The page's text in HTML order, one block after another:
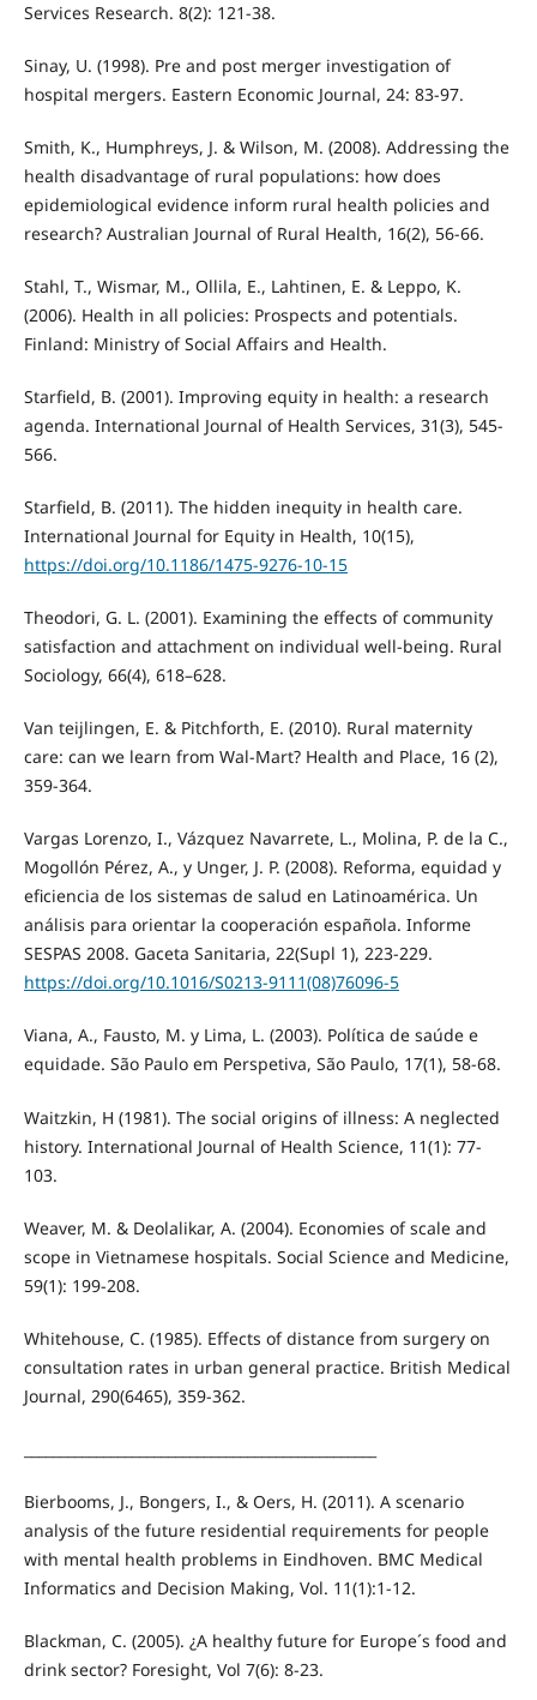
Services Research. 8(2): 121-38.
Sinay, U. (1998). Pre and post merger investigation of
hospital mergers. Eastern Economic Journal, 24: 83-97.
Smith, K., Humphreys, J. & Wilson, M. (2008). Addressing the
health disadvantage of rural populations: how does
epidemiological evidence inform rural health policies and
research? Australian Journal of Rural Health, 16(2), 56-66.
Stahl, T., Wismar, M., Ollila, E., Lahtinen, E. & Leppo, K.
(2006). Health in all policies: Prospects and potentials.
Finland: Ministry of Social Affairs and Health.
Starfield, B. (2001). Improving equity in health: a research
agenda. International Journal of Health Services, 31(3), 545-
566.
Starfield, B. (2011). The hidden inequity in health care.
International Journal for Equity in Health, 10(15),
https://doi.org/10.1186/1475-9276-10-15
Theodori, G. L. (2001). Examining the effects of community
satisfaction and attachment on individual well-being. Rural
Sociology, 66(4), 618–628.
Van teijlingen, E. & Pitchforth, E. (2010). Rural maternity
care: can we learn from Wal-Mart? Health and Place, 16 (2),
359-364.
Vargas Lorenzo, I., Vázquez Navarrete, L., Molina, P. de la C.,
Mogollón Pérez, A., y Unger, J. P. (2008). Reforma, equidad y
eficiencia de los sistemas de salud en Latinoamérica. Un
análisis para orientar la cooperación española. Informe
SESPAS 2008. Gaceta Sanitaria, 22(Supl 1), 223-229.
https://doi.org/10.1016/S0213-9111(08)76096-5
Viana, A., Fausto, M. y Lima, L. (2003). Política de saúde e
equidade. São Paulo em Perspetiva, São Paulo, 17(1), 58-68.
Waitzkin, H (1981). The social origins of illness: A neglected
history. International Journal of Health Science, 11(1): 77-
103.
Weaver, M. & Deolalikar, A. (2004). Economies of scale and
scope in Vietnamese hospitals. Social Science and Medicine,
59(1): 199-208.
Whitehouse, C. (1985). Effects of distance from surgery on
consultation rates in urban general practice. British Medical
Journal, 290(6465), 359-362.
Bierbooms, J., Bongers, I., & Oers, H. (2011). A scenario
analysis of the future residential requirements for people
with mental health problems in Eindhoven. BMC Medical
Informatics and Decision Making, Vol. 11(1):1-12.
Blackman, C. (2005). ¿A healthy future for Europe´s food and
drink sector? Foresight, Vol 7(6): 8-23.